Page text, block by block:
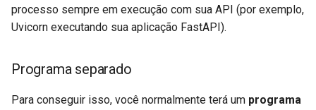
processo sempre em execução com sua API (por exemplo,
Uvicorn executando sua aplicação FastAPI).
Programa separado
Para conseguir isso, você normalmente terá um programa